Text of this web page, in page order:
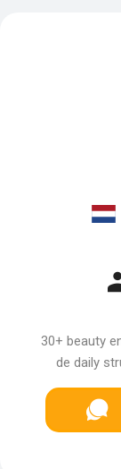
30+ beauty
de daily